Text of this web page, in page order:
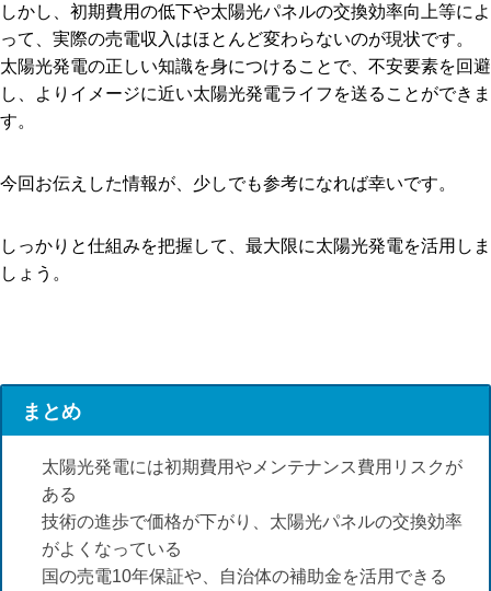
しかし、初期費用の低下や太陽光パネルの交換効率向上等によ
って、実際の売電収入はほとんど変わらないのが現状です。
太陽光発電の正しい知識を身につけることで、不安要素を回避
し、よりイメージに近い太陽光発電ライフを送ることができま
す。
今回お伝えした情報が、少しでも参考になれば幸いです。
しっかりと仕組みを把握して、最大限に太陽光発電を活用しま
しょう。
まとめ
太陽光発電には初期費用やメンテナンス費用リスクが
ある
技術の進歩で価格が下がり、太陽光パネルの交換効率
がよくなっている
国の売電10年保証や、自治体の補助金を活用できる